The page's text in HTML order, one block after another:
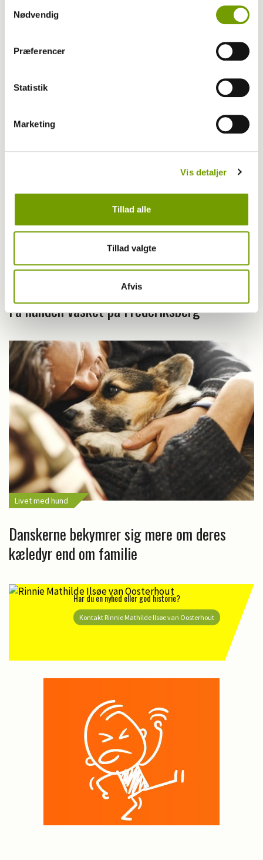
Nødvendig
Præferencer
Statistik
Marketing
Vis detaljer
Tillad alle
Tillad valgte
Afvis
Aktuelt
Sådan kommer du hundehår til livs
Få hunden vasket på Frederiksberg
Livet med hund
Danskerne bekymrer sig mere om deres
kæledyr end om familie
Har du en nyhed eller god historie?
Kontakt Rinnie Mathilde Ilsøe van Oosterhout